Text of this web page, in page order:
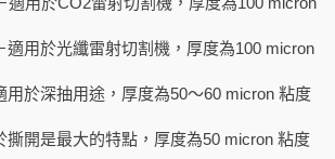
適用於光纖雷射切割機，厚度為100 micron
用於深抽用途，厚度為50～60 micron 粘度
撕開是最大的特點，厚度為50 micron 粘度